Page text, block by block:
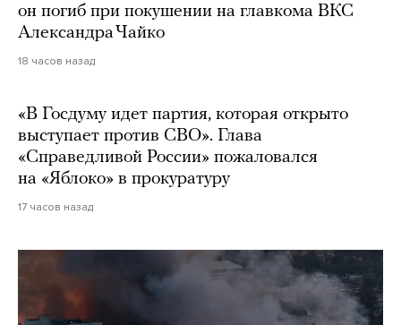
он погиб при покушении на главкома ВКС
Александра Чайко
18 часов назад
«В Госдуму идет партия, которая открыто
выступает против СВО». Глава
«Справедливой России» пожаловался
на «Яблоко» в прокуратуру
17 часов назад